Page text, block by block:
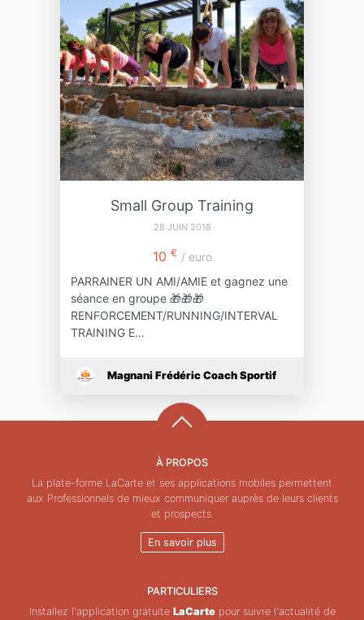
Small Group Training
28 JUIN 2018
10 € / euro
PARRAINER UN AMI/AMIE et gagnez une
séance en groupe 🎁🎁🎁
RENFORCEMENT/RUNNING/INTERVAL
TRAINING E…
Magnani Frédéric Coach Sportif
À PROPOS
La plate-forme LaCarte et ses applications mobiles permettent
aux Professionnels de mieux communiquer auprès de leurs clients
et prospects.
En savoir plus
PARTICULIERS
Installez l'application gratuite LaCartepour suivre l'actualité de